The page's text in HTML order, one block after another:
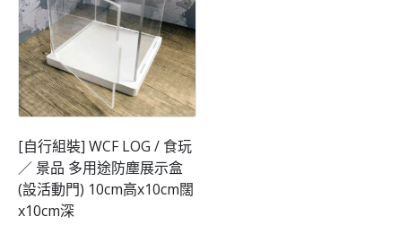
[自行組裝] WCF LOG / 食玩
／ 景品 多用途防塵展示盒
(設活動門) 10cm高x10cm闊
x10cm深